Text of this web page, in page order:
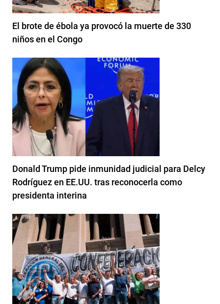
El brote de ébola ya provocó la muerte de 330
niños en el Congo
Donald Trump pide inmunidad judicial para Delcy
Rodríguez en EE.UU. tras reconocerla como
presidenta interina